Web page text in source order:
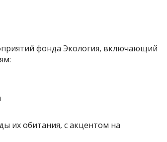
фонда Экология, включающий
их обитания, с акцентом на